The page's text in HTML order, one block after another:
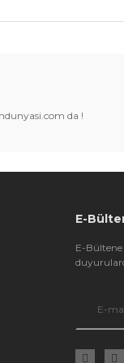
tarafımıza
da !
E-
E-